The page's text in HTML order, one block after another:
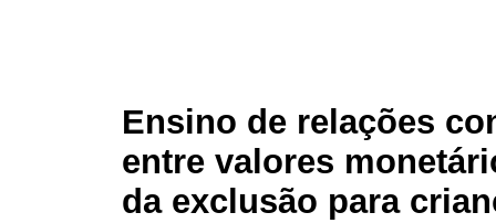
Ensino de relações
entre valores
da exclusão para